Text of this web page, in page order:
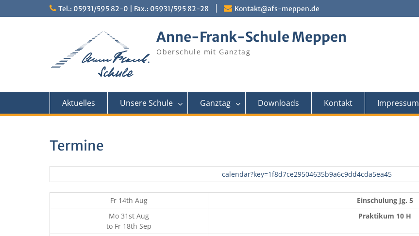
to
Tel.: 05931/595 82-0 | Fax.: 05931/595 82-28 Kontakt@afs-meppen.de
Anne-Frank-Schule Meppen
Oberschule mit Ganztag
Aktuelles Unsere Schule Ganztag Downloads Kontakt Impressum
Termine
calendar?key=1f8d7ce29504635b9a6c9dd4cda5ea45
Fr 14th Aug
Einschulung Jg. 5
Mo 31st Aug
to Fr 18th Sep
Praktikum 10 H